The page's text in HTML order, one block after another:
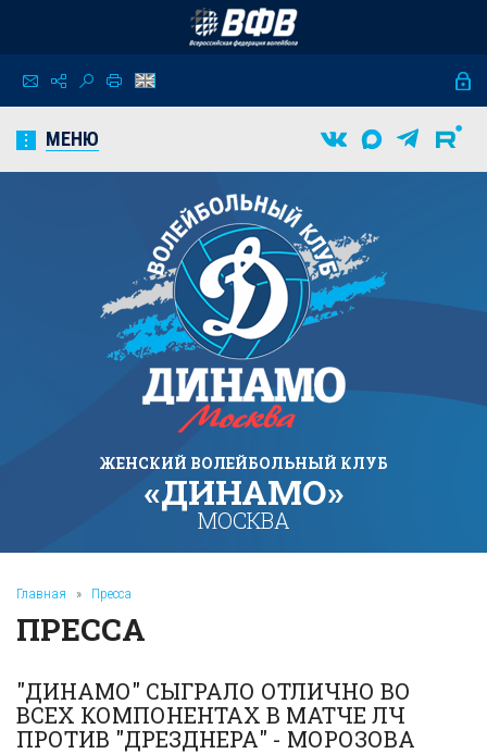
МЕНЮ
ЖЕНСКИЙ ВОЛЕЙБОЛЬНЫЙ КЛУБ
«ДИНАМО»
МОСКВА
Главная » Пресса
ПРЕССА
"ДИНАМО" СЫГРАЛО ОТЛИЧНО ВО
ВСЕХ КОМПОНЕНТАХ В МАТЧЕ ЛЧ
ПРОТИВ "ДРЕЗДНЕРА" - МОРОЗОВА